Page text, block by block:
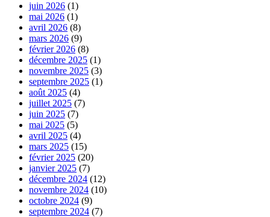
juin 2026 (1)
mai 2026 (1)
avril 2026 (8)
mars 2026 (9)
février 2026 (8)
décembre 2025 (1)
novembre 2025 (3)
septembre 2025 (1)
août 2025 (4)
juillet 2025 (7)
juin 2025 (7)
mai 2025 (5)
avril 2025 (4)
mars 2025 (15)
février 2025 (20)
janvier 2025 (7)
décembre 2024 (12)
novembre 2024 (10)
octobre 2024 (9)
septembre 2024 (7)